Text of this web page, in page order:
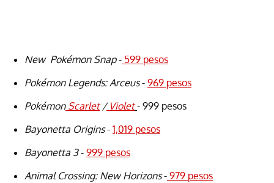
New Pokémon Snap- 599 pesos
Pokémon Legends: Arceus- 969 pesos
Pokémon Scarlet/ Violet - 999 pesos
Bayonetta Origins- 1,019 pesos
Bayonetta 3- 999 pesos
Animal Crossing: New Horizons- 979 pesos